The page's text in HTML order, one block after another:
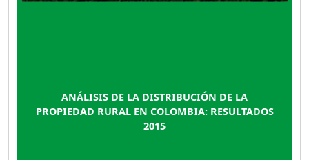
ANÁLISIS DE LA DISTRIBUCIÓN DE LA
PROPIEDAD RURAL EN COLOMBIA: RESULTADOS
2015